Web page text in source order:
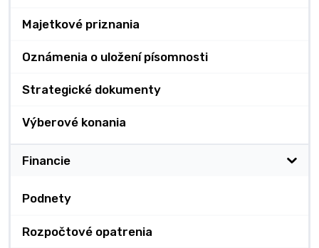
Majetkové priznania
Oznámenia o uložení písomnosti
Strategické dokumenty
Výberové konania
Financie
Podnety
Rozpočtové opatrenia